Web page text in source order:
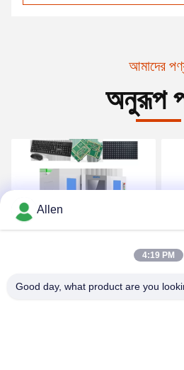
আমাদের
অনুরূপ
পরিদর্শন পিসিবি পরিদর্শন মেশিন 2 ডি
Allen
4:19 PM
Good day, what product are you